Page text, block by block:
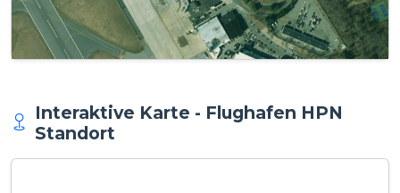
Interaktive Karte - Flughafen HPN
Standort